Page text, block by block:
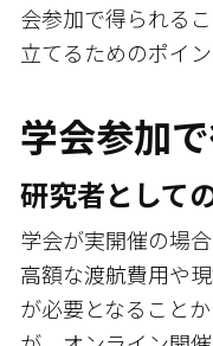
会参加で得られる
立てるためのポイ
学会参加
研究者として
学会が実開催の場
高額な渡航費用や
が必要となること